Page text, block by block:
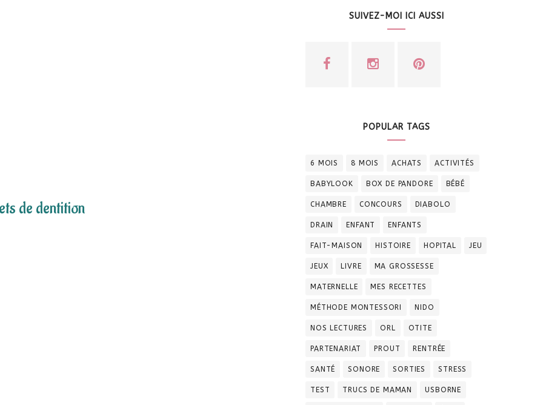
de dentition
SUIVEZ-MOI ICI AUSSI
POPULAR TAGS
6 MOIS 8 MOIS ACHATS ACTIVITÉS
BABYLOOK BOX DE PANDORE BÉBÉ
CHAMBRE CONCOURS DIABOLO
DRAIN ENFANT ENFANTS
FAIT-MAISON HISTOIRE HOPITAL JEU
JEUX LIVRE MA GROSSESSE
MATERNELLE MES RECETTES
MÉTHODE MONTESSORI NIDO
NOS LECTURES ORL OTITE
PARTENARIAT PROUT RENTRÉE
SANTÉ SONORE SORTIES STRESS
TEST TRUCS DE MAMAN USBORNE